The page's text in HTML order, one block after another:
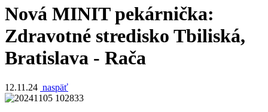
Nová MINIT pekárnička:
Zdravotné stredisko Tbiliská,
Bratislava - Rača
12.11.24 naspäť